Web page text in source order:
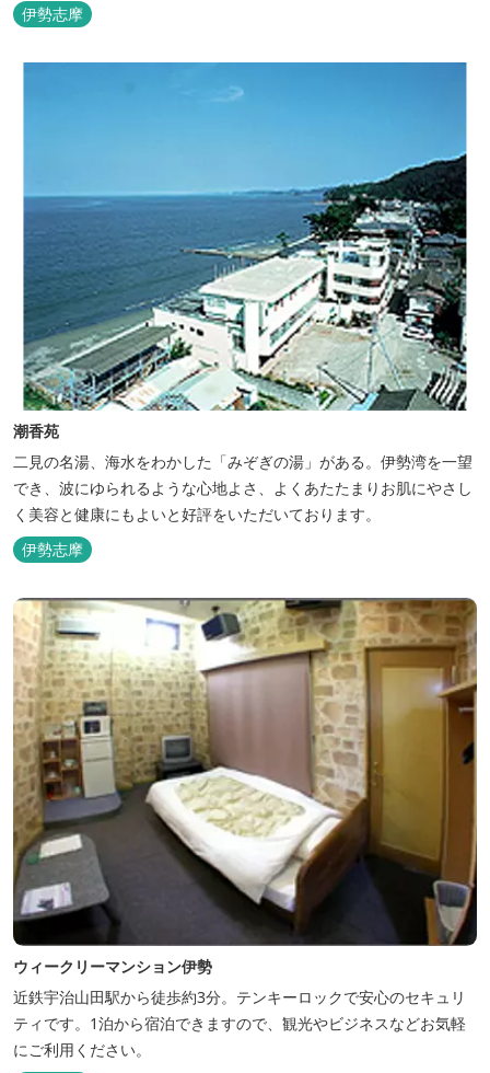
伊勢志摩
潮香苑
二見の名湯、海水をわかした「みぞぎの湯」がある。伊勢湾を一望
でき、波にゆられるような心地よさ、よくあたたまりお肌にやさし
く美容と健康にもよいと好評をいただいております。
伊勢志摩
ウィークリーマンション伊勢
近鉄宇治山田駅から徒歩約3分。テンキーロックで安心のセキュリ
ティです。1泊から宿泊できますので、観光やビジネスなどお気軽
にご利用ください。